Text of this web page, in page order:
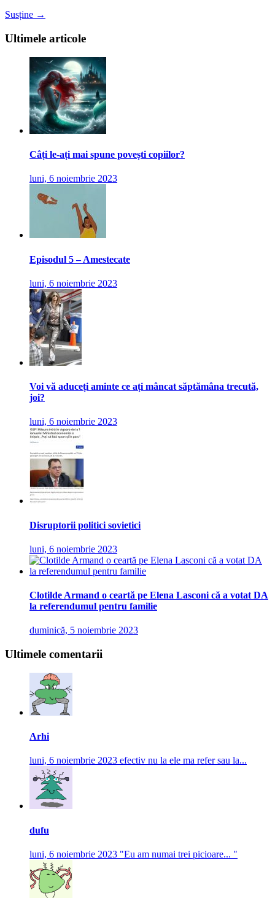
Susține →
Ultimele articole
Câți le-ați mai spune povești copiilor?
luni, 6 noiembrie 2023
Episodul 5 – Amestecate
luni, 6 noiembrie 2023
Voi vă aduceți aminte ce ați mâncat săptămâna trecută,
joi?
luni, 6 noiembrie 2023
Disruptorii politici sovietici
luni, 6 noiembrie 2023
Clotilde Armand o ceartă pe Elena Lasconi că a votat DA
la referendumul pentru familie
duminică, 5 noiembrie 2023
Ultimele comentarii
Arhi
luni, 6 noiembrie 2023 efectiv nu la ele ma refer sau la...
dufu
luni, 6 noiembrie 2023 "Eu am numai trei picioare... "